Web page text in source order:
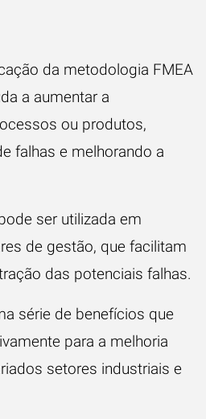
da metodologia FMEA
a aumentar a
ou produtos,
falhas e melhorando a
ser utilizada em
de gestão, que facilitam
das potenciais falhas.
série de benefícios que
para a melhoria
setores industriais e